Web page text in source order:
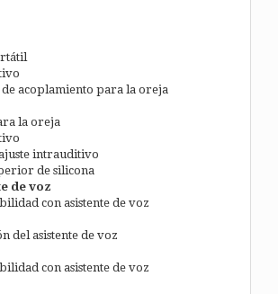
acoplamiento para la oreja
la oreja
intrauditivo
de silicona
de voz
con asistente de voz
del asistente de voz
con asistente de voz